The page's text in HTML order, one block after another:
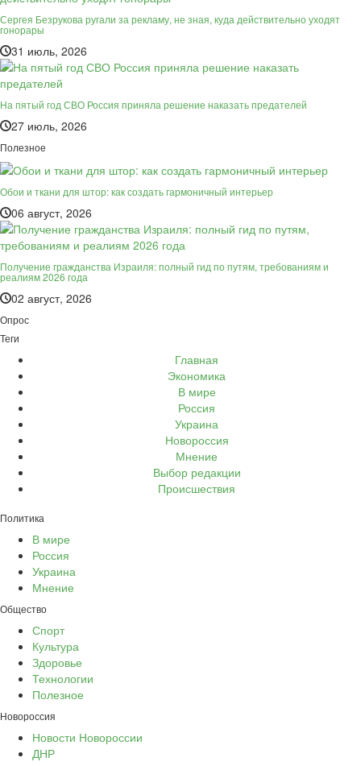
Сергея Безрукова ругали за рекламу, не зная, куда действительно уходят
гонорары
31 июль, 2026
На пятый год СВО Россия приняла решение наказать предателей
27 июль, 2026
Полезное
Обои и ткани для штор: как создать гармоничный интерьер
06 август, 2026
Получение гражданства Израиля: полный гид по путям, требованиям и
реалиям 2026 года
02 август, 2026
Опрос
Теги
Главная
Экономика
В мире
Россия
Украина
Новороссия
Мнение
Выбор редакции
Происшествия
Политика
В мире
Россия
Украина
Мнение
Общество
Спорт
Культура
Здоровье
Технологии
Полезное
Новороссия
Новости Новороссии
ДНР